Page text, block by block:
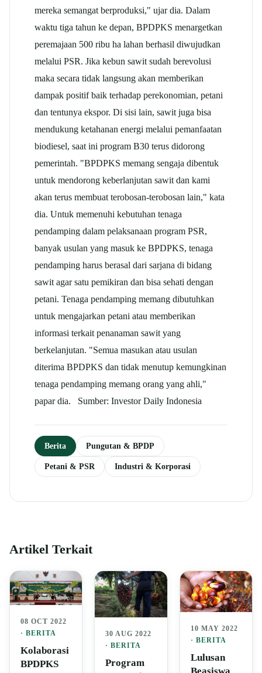
mereka semangat berproduksi," ujar dia. Dalam
waktu tiga tahun ke depan, BPDPKS menargetkan
peremajaan 500 ribu ha lahan berhasil diwujudkan
melalui PSR. Jika kebun sawit sudah berevolusi
maka secara tidak langsung akan memberikan
dampak positif baik terhadap perekonomian, petani
dan tentunya ekspor. Di sisi lain, sawit juga bisa
mendukung ketahanan energi melalui pemanfaatan
biodiesel, saat ini program B30 terus didorong
pemerintah. "BPDPKS memang sengaja dibentuk
untuk mendorong keberlanjutan sawit dan kami
akan terus membuat terobosan-terobosan lain," kata
dia. Untuk memenuhi kebutuhan tenaga
pendamping dalam pelaksanaan program PSR,
banyak usulan yang masuk ke BPDPKS, tenaga
pendamping harus berasal dari sarjana di bidang
sawit agar satu pemikiran dan bisa sehati dengan
petani. Tenaga pendamping memang dibutuhkan
untuk mengajarkan petani atau memberikan
informasi terkait penanaman sawit yang
berkelanjutan. "Semua masukan atau usulan
diterima BPDPKS dan tidak menutup kemungkinan
tenaga pendamping memang orang yang ahli,"
papar dia. Sumber: Investor Daily Indonesia
Berita Pungutan & BPDP
Petani & PSR Industri & Korporasi
Artikel Terkait
08 OCT 2022
· BERITA
Kolaborasi
BPDPKS
30 AUG 2022
·BERITA
Program
10 MAY 2022
· BERITA
Lulusan
Beasiswa